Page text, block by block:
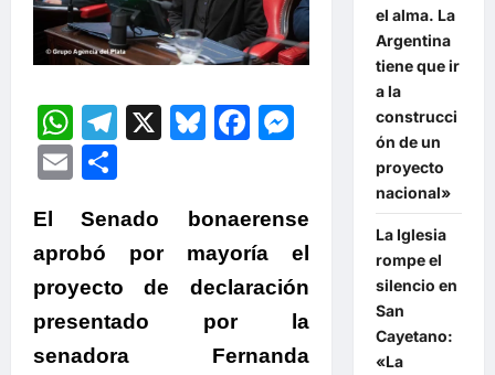
WhatsApp
Telegram
X Bluesky
Facebook
Messenger
Email
El Senado bonaerense
aprobó por mayoría el
proyecto de declaración
presentado por la
senadora Fernanda
el alma. La
Argentina
tiene que ir
a la
construcci
ón de un
proyecto
nacional»
La Iglesia
rompe el
silencio en
San
Cayetano:
«La